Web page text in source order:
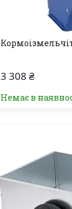
3 308 ₴
Немає в